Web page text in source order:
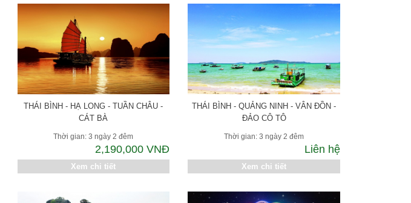
THÁI BÌNH - HẠ LONG - TUẦN CHÂU -
CÁT BÀ
Thời gian: 3 ngày 2 đêm
2,190,000 VNĐ
Xem chi tiết
THÁI BÌNH - QUẢNG NINH - VÂN ĐỒN -
ĐẢO CÔ TÔ
Thời gian: 3 ngày 2 đêm
Liên hệ
Xem chi tiết